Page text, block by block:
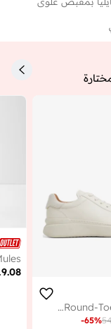
Toddy Round-Toe Sneakers
-65%